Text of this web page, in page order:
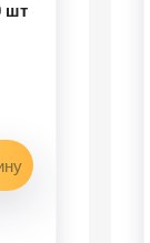
шт